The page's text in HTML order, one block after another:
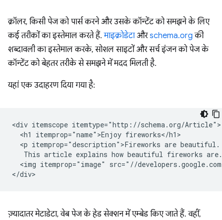
क्रॉलर, किसी पेज को पार्स करने और उसके कॉन्टेंट को समझने के लिए
कई तरीकों का इस्तेमाल करते हैं.माइक्रोडेटाऔरschema.org की
शब्दावली का इस्तेमाल करके, सोशल साइटों और सर्च इंजन को पेज के
कॉन्टेंट को बेहतर तरीके से समझने में मदद मिलती है.
यहां एक उदाहरण दिया गया है:
<div itemscope itemtype="http://schema.org/Article">
  <h1 itemprop="name">Enjoy fireworks</h1>
  <p itemprop="description">Fireworks are beautiful.
This article explains how beautiful fireworks
<img itemprop="image" src="//
ज़्यादातर मेटाडेटा, वेब पेज के हेड सेक्शन में एम्बेड किए जाते हैं. वहीं,